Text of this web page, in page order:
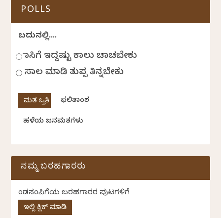
POLLS
ಬದುಕಿನಲ್ಲಿ....
ಹಾಸಿಗೆ ಇದ್ದಷ್ಟು ಕಾಲು ಚಾಚಬೇಕು
ಸಾಲ ಮಾಡಿ ತುಪ್ಪ ತಿನ್ನಬೇಕು
ಫಲಿತಾಂಶ
ಹಳೆಯ ಜನಮತಗಳು
ನಮ್ಮ ಬರಹಗಾರರು
ಕೆಂಡಸಂಪಿಗೆಯ ಬರಹಗಾರರ ಪುಟಗಳಿಗೆ
ಇಲ್ಲಿ ಕ್ಲಿಕ್ ಮಾಡಿ